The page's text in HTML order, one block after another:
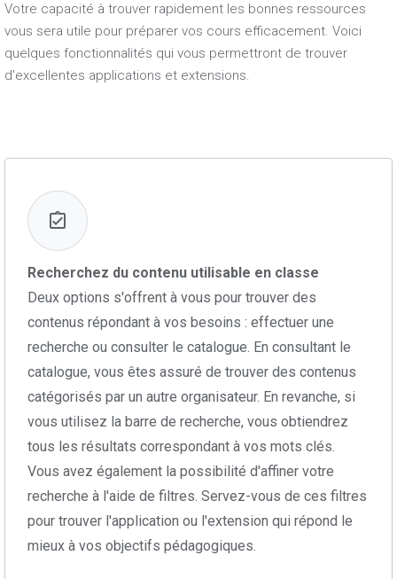
Votre capacité à trouver rapidement les bonnes ressources
vous sera utile pour préparer vos cours efficacement. Voici
quelques fonctionnalités qui vous permettront de trouver
d'excellentes applications et extensions.
Recherchez du contenu utilisable en classe
Deux options s'offrent à vous pour trouver des
contenus répondant à vos besoins : effectuer une
recherche ou consulter le catalogue. En consultant le
catalogue, vous êtes assuré de trouver des contenus
catégorisés par un autre organisateur. En revanche, si
vous utilisez la barre de recherche, vous obtiendrez
tous les résultats correspondant à vos mots clés.
Vous avez également la possibilité d'affiner votre
recherche à l'aide de filtres. Servez-vous de ces filtres
pour trouver l'application ou l'extension qui répond le
mieux à vos objectifs pédagogiques.